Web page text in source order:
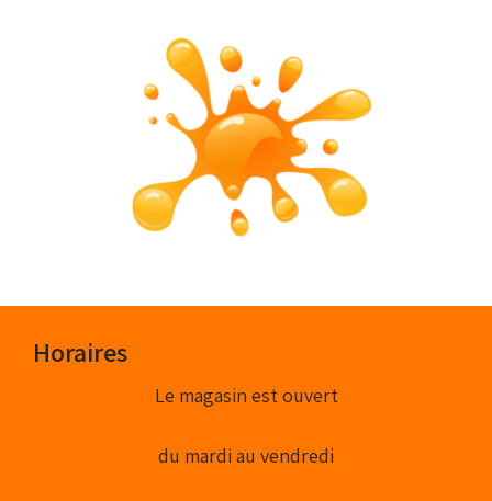
Horaires
Le magasin est ouvert
du mardi au vendredi